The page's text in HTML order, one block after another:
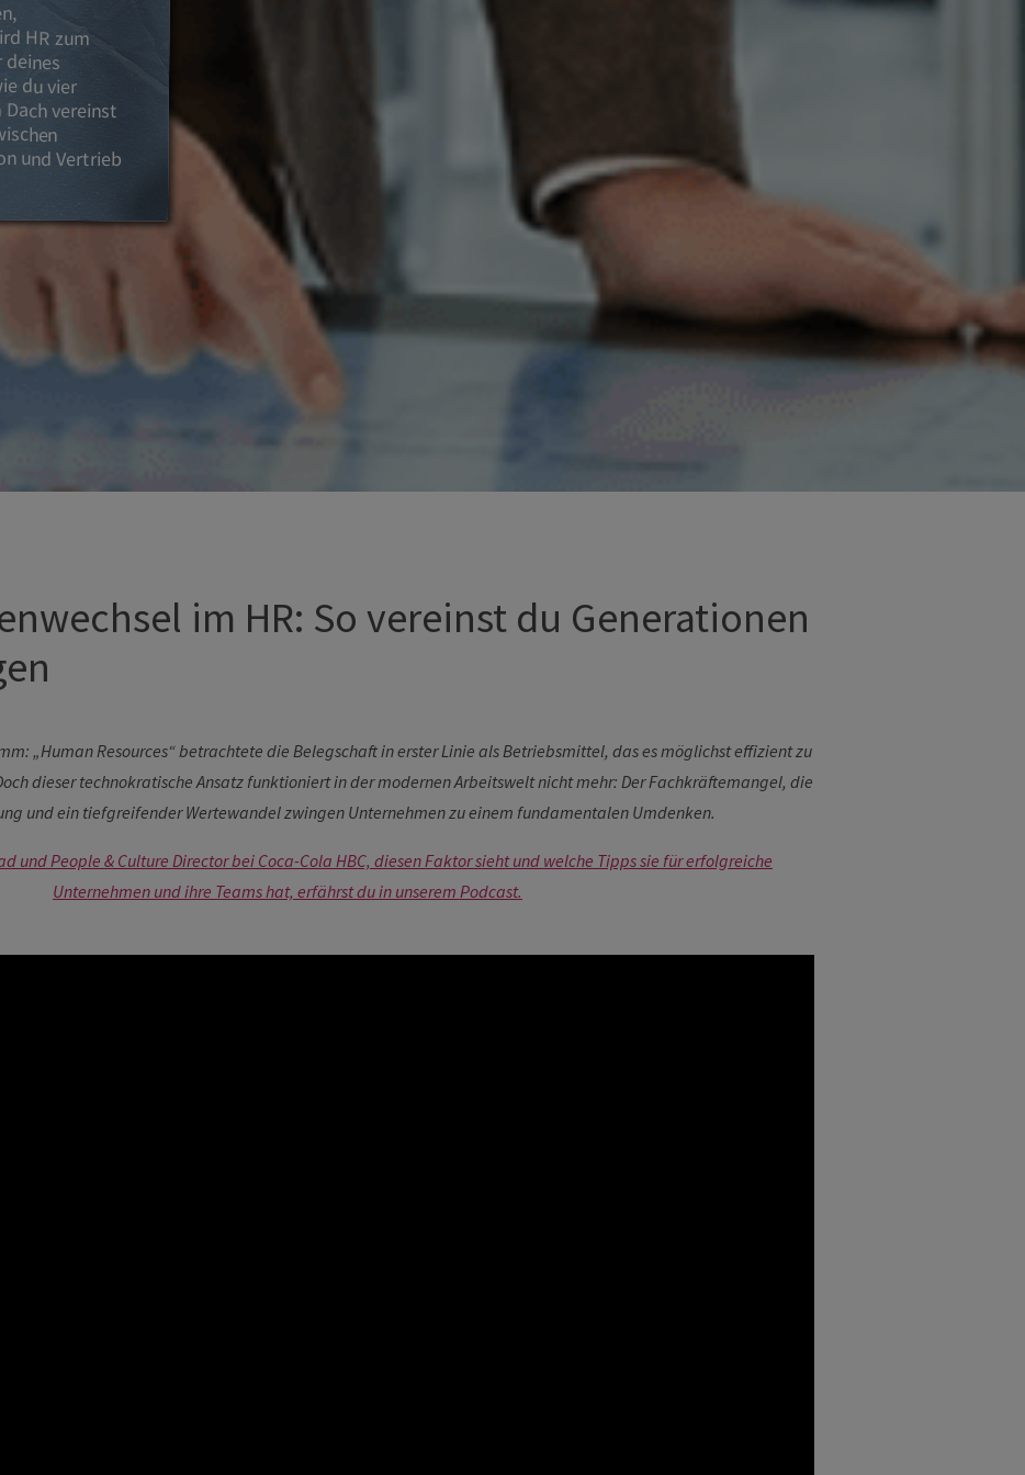
im HR: So vereinst du Generationen
„Human Resources“ betrachtete die Belegschaft in erster Linie als Betriebsmittel, das es möglichst effizient zu
dieser technokratische Ansatz funktioniert in der modernen Arbeitswelt nicht mehr: Der Fachkräftemangel, die
und ein tiefgreifender Wertewandel zwingen Unternehmen zu einem fundamentalen Umdenken.
und People & Culture Director bei Coca-Cola HBC, diesen Faktor sieht und welche Tipps sie für erfolgreiche
Unternehmen und ihre Teams hat, erfährst du in unserem Podcast.